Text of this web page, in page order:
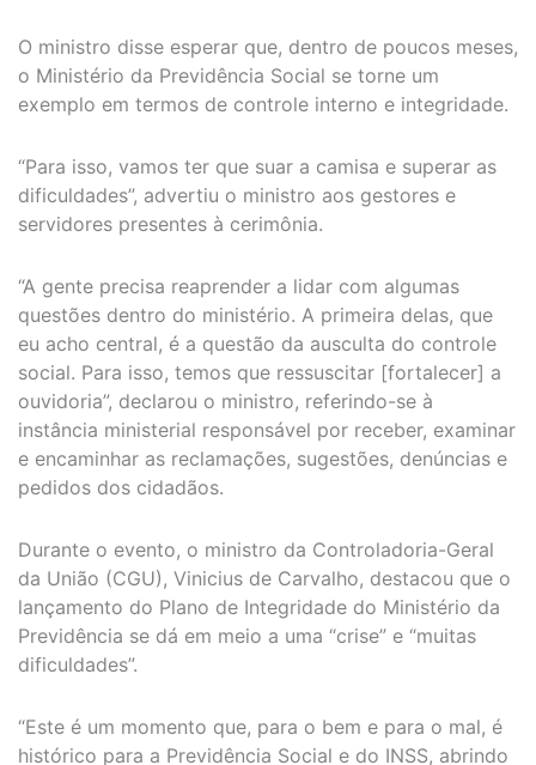
O ministro disse esperar que, dentro de poucos meses,
o Ministério da Previdência Social se torne um
exemplo em termos de controle interno e integridade.
“Para isso, vamos ter que suar a camisa e superar as
dificuldades”, advertiu o ministro aos gestores e
servidores presentes à cerimônia.
“A gente precisa reaprender a lidar com algumas
questões dentro do ministério. A primeira delas, que
eu acho central, é a questão da ausculta do controle
social. Para isso, temos que ressuscitar [fortalecer] a
ouvidoria”, declarou o ministro, referindo-se à
instância ministerial responsável por receber, examinar
e encaminhar as reclamações, sugestões, denúncias e
pedidos dos cidadãos.
Durante o evento, o ministro da Controladoria-Geral
da União (CGU), Vinicius de Carvalho, destacou que o
lançamento do Plano de Integridade do Ministério da
Previdência se dá em meio a uma “crise” e “muitas
dificuldades”.
“Este é um momento que, para o bem e para o mal, é
histórico para a Previdência Social e do INSS, abrindo